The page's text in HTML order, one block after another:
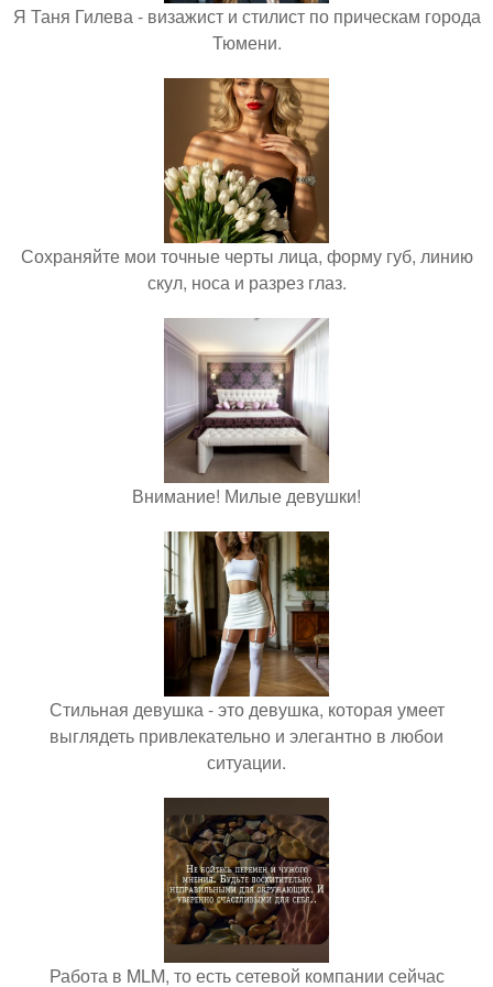
Я Таня Гилева - визажист и стилист по прическам города
Тюмени.
Сохраняйте мои точные черты лица, форму губ, линию
скул, носа и разрез глаз.
Внимание! Милые девушки!
Стильная девушка - это девушка, которая умеет
выглядеть привлекательно и элегантно в любои
ситуации.
Работа в MLM, то есть сетевой компании сейчас